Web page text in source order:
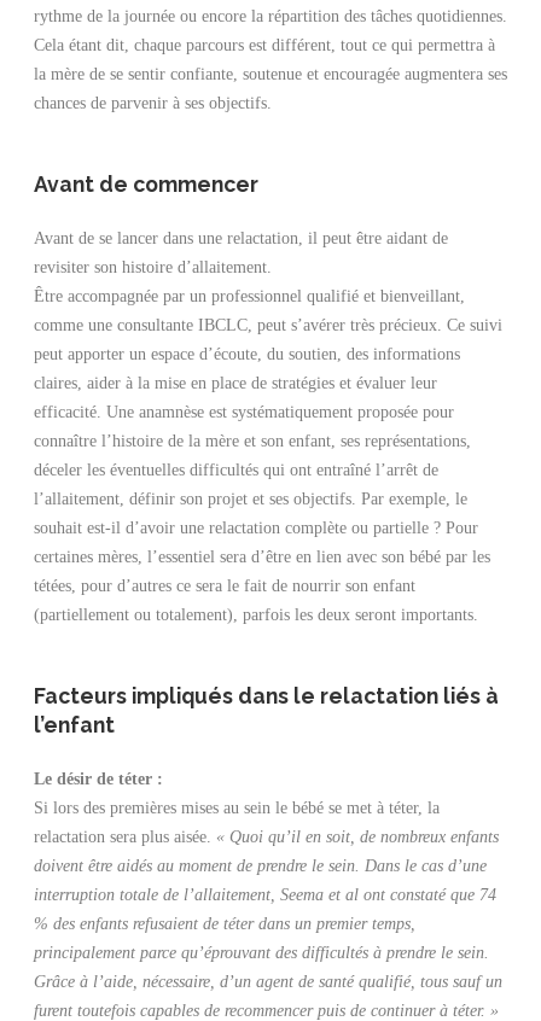
rythme de la journée ou encore la répartition des tâches quotidiennes.
Cela étant dit, chaque parcours est différent, tout ce qui permettra à
la mère de se sentir confiante, soutenue et encouragée augmentera ses
chances de parvenir à ses objectifs.
Avant de commencer
Avant de se lancer dans une relactation, il peut être aidant de
revisiter son histoire d’allaitement.
Être accompagnée par un professionnel qualifié et bienveillant,
comme une consultante IBCLC, peut s’avérer très précieux. Ce suivi
peut apporter un espace d’écoute, du soutien, des informations
claires, aider à la mise en place de stratégies et évaluer leur
efficacité. Une anamnèse est systématiquement proposée pour
connaître l’histoire de la mère et son enfant, ses représentations,
déceler les éventuelles difficultés qui ont entraîné l’arrêt de
l’allaitement, définir son projet et ses objectifs. Par exemple, le
souhait est-il d’avoir une relactation complète ou partielle ? Pour
certaines mères, l’essentiel sera d’être en lien avec son bébé par les
tétées, pour d’autres ce sera le fait de nourrir son enfant
(partiellement ou totalement), parfois les deux seront importants.
Facteurs impliqués dans le relactation liés à
l’enfant
Le désir de téter :
Si lors des premières mises au sein le bébé se met à téter, la
relactation sera plus aisée. « Quoi qu’il en soit, de nombreux enfants
doivent être aidés au moment de prendre le sein. Dans le cas d’une
interruption totale de l’allaitement, Seema et al ont constaté que 74
% des enfants refusaient de téter dans un premier temps,
principalement parce qu’éprouvant des difficultés à prendre le sein.
Grâce à l’aide, nécessaire, d’un agent de santé qualifié, tous sauf un
furent toutefois capables de recommencer puis de continuer à téter. »